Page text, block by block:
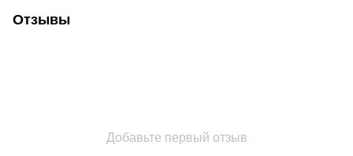
Отзывы
Добавьте первый отзыв